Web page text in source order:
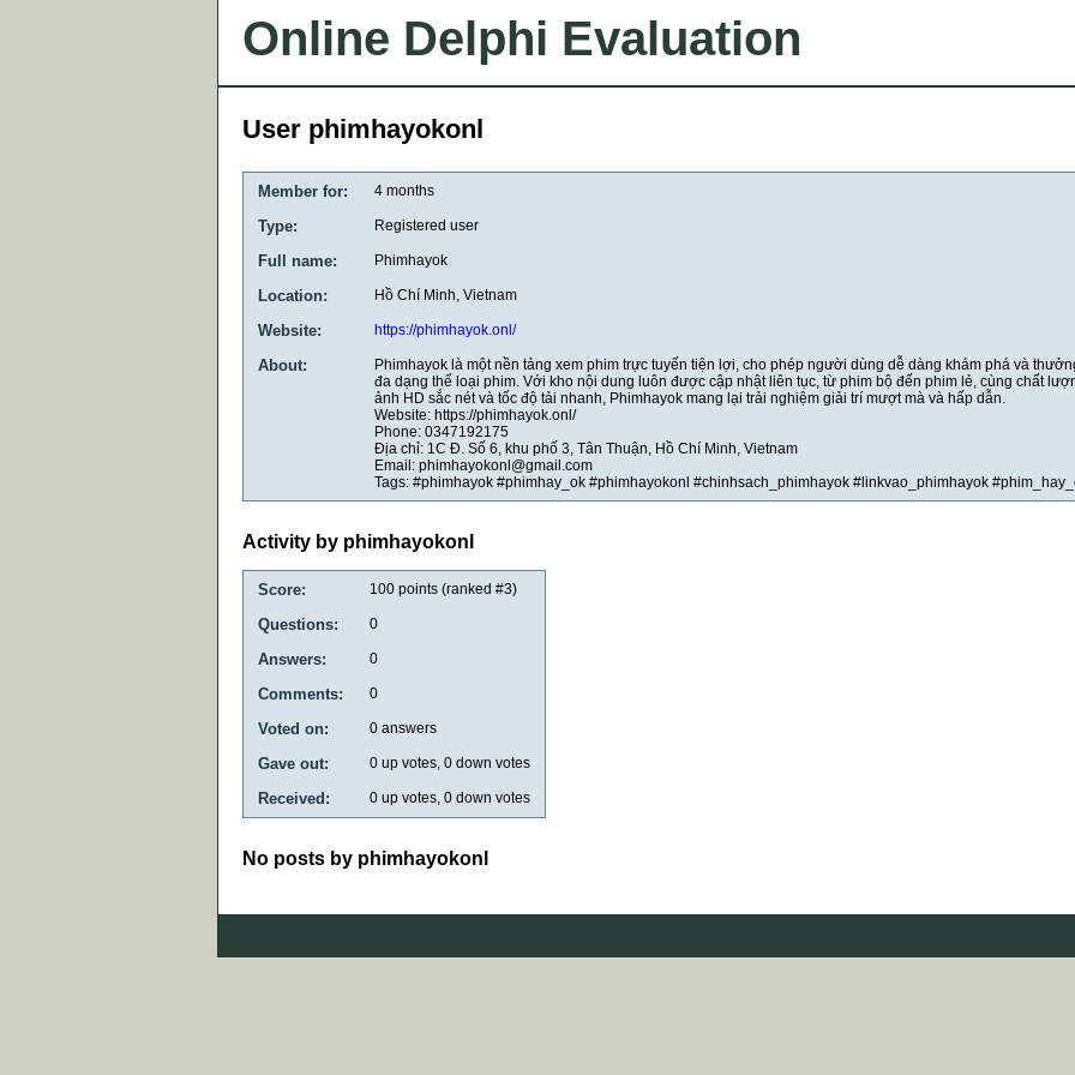
Online Delphi Evaluation
User phimhayokonl
Member for: 4 months
Type: Registered user
Full name: Phimhayok
Location: Hồ Chí Minh, Vietnam
Website: https://phimhayok.onl/
About:
Phimhayok là một nền tảng xem phim trực tuyến tiện lợi, cho phép người dùng dễ dàng khám phá và
đa dạng thể loại phim. Với kho nội dung luôn được cập nhật liên tục, từ phim bộ đến phim lẻ, cùng chất
ảnh HD sắc nét và tốc độ tải nhanh, Phimhayok mang lại trải nghiệm giải trí mượt mà và hấp dẫn.
Website: https://phimhayok.onl/
Phone: 0347192175
Địa chỉ: 1C Đ. Số 6, khu phố 3, Tân Thuận, Hồ Chí Minh, Vietnam
Email: phimhayokonl@gmail.com
Tags: #phimhayok #phimhay_ok #phimhayokonl #chinhsach_phimhayok #linkvao_phimhayok
Activity by phimhayokonl
Score: 100 points (ranked #3)
Questions: 0
Answers: 0
Comments: 0
Voted on: 0 answers
Gave out: 0 up votes, 0 down votes
Received: 0 up votes, 0 down votes
No posts by phimhayokonl